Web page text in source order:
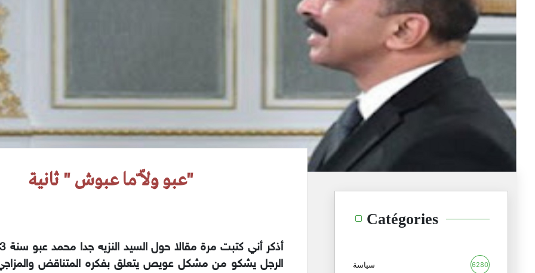
"عبو ولاّ ّما عبوش " ثانية
الرجل يشكو من مشكل عويص يتعلق بفكره المتناقض والمزاجي
Catégories
سياسة 6280